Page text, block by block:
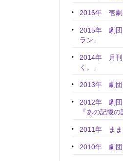
2016年 壱劇
2015年 劇団
ラン」
2014年 月刊
く。」
2013年 劇団
2012年 劇団
『あの記憶の
2011年 まま
2010年 劇団